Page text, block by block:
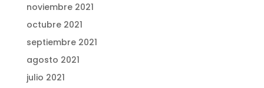
noviembre 2021
octubre 2021
septiembre 2021
agosto 2021
julio 2021